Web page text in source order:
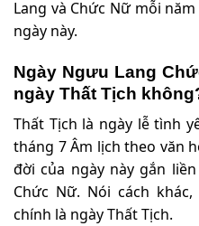
Lang và Chức Nữ mỗi
ngày này.
Ngày Ngưu Lang
ngày Thất Tịch
Thất Tịch là ngày lễ tình
tháng 7 Âm lịch theo văn
đời của ngày này gắn
Chức Nữ. Nói cách
chính là ngày Thất Tịch.